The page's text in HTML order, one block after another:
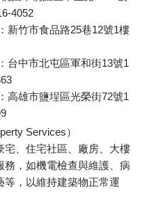
4052
新竹市食品路25巷12號1樓
台中市北屯區軍和街13號1
高雄市鹽埕區光榮街72號1
Services）
、住宅社區、廠房、大樓
務，如機電檢查與維護、病
等，以維持建築物正常運